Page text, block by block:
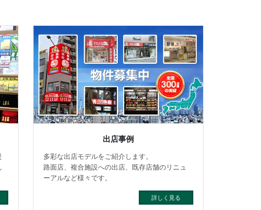
出店事例
多彩な出店モデルをご紹介します。
路面店、複合施設への出店、既存店舗のリニュ
ーアルなど様々です。
詳しく見る